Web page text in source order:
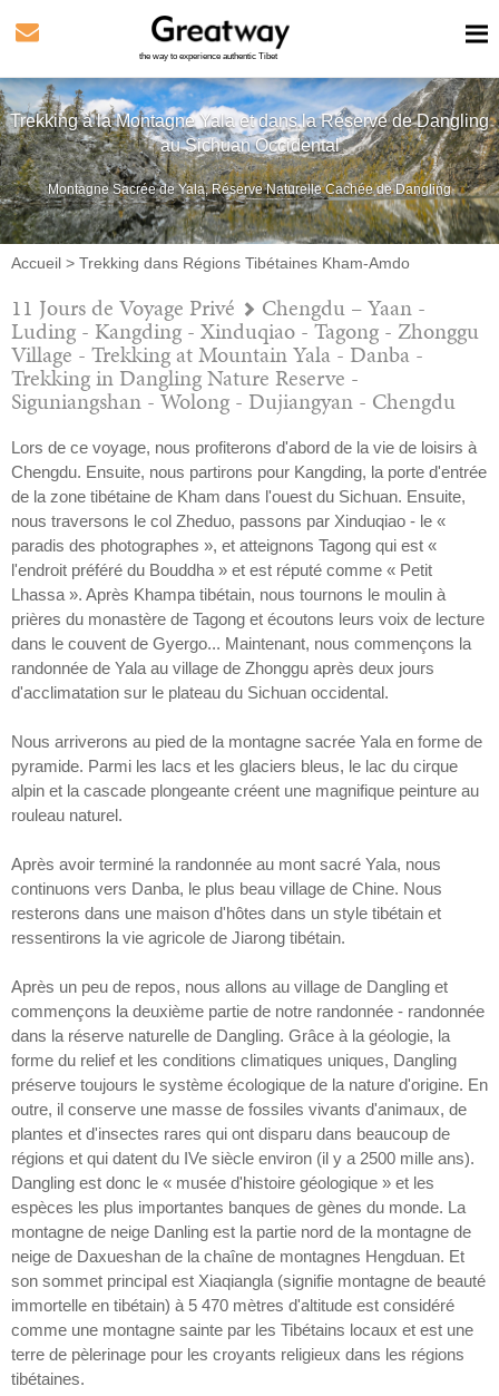
the way to experience authentic Tibet
Trekking à la Montagne Yala et dans la Réserve de Dangling
au Sichuan Occidental
Montagne Sacrée de Yala, Réserve Naturelle Cachée de Dangling
Accueil > Trekking dans Régions Tibétaines Kham-Amdo
11 Jours de Voyage Privé Chengdu – Yaan -
Luding - Kangding - Xinduqiao - Tagong - Zhonggu
Village - Trekking at Mountain Yala - Danba -
Trekking in Dangling Nature Reserve -
Siguniangshan - Wolong - Dujiangyan - Chengdu
Lors de ce voyage, nous profiterons d'abord de la vie de loisirs à
Chengdu. Ensuite, nous partirons pour Kangding, la porte d'entrée
de la zone tibétaine de Kham dans l'ouest du Sichuan. Ensuite,
nous traversons le col Zheduo, passons par Xinduqiao - le «
paradis des photographes », et atteignons Tagong qui est «
l'endroit préféré du Bouddha » et est réputé comme « Petit
Lhassa ». Après Khampa tibétain, nous tournons le moulin à
prières du monastère de Tagong et écoutons leurs voix de lecture
dans le couvent de Gyergo... Maintenant, nous commençons la
randonnée de Yala au village de Zhonggu après deux jours
d'acclimatation sur le plateau du Sichuan occidental.
Nous arriverons au pied de la montagne sacrée Yala en forme de
pyramide. Parmi les lacs et les glaciers bleus, le lac du cirque
alpin et la cascade plongeante créent une magnifique peinture au
rouleau naturel.
Après avoir terminé la randonnée au mont sacré Yala, nous
continuons vers Danba, le plus beau village de Chine. Nous
resterons dans une maison d'hôtes dans un style tibétain et
ressentirons la vie agricole de Jiarong tibétain.
Après un peu de repos, nous allons au village de Dangling et
commençons la deuxième partie de notre randonnée - randonnée
dans la réserve naturelle de Dangling. Grâce à la géologie, la
forme du relief et les conditions climatiques uniques, Dangling
préserve toujours le système écologique de la nature d'origine. En
outre, il conserve une masse de fossiles vivants d'animaux, de
plantes et d'insectes rares qui ont disparu dans beaucoup de
régions et qui datent du IVe siècle environ (il y a 2500 mille ans).
Dangling est donc le « musée d'histoire géologique » et les
espèces les plus importantes banques de gènes du monde. La
montagne de neige Danling est la partie nord de la montagne de
neige de Daxueshan de la chaîne de montagnes Hengduan. Et
son sommet principal est Xiaqiangla (signifie montagne de beauté
immortelle en tibétain) à 5 470 mètres d'altitude est considéré
comme une montagne sainte par les Tibétains locaux et est une
terre de pèlerinage pour les croyants religieux dans les régions
tibétaines.